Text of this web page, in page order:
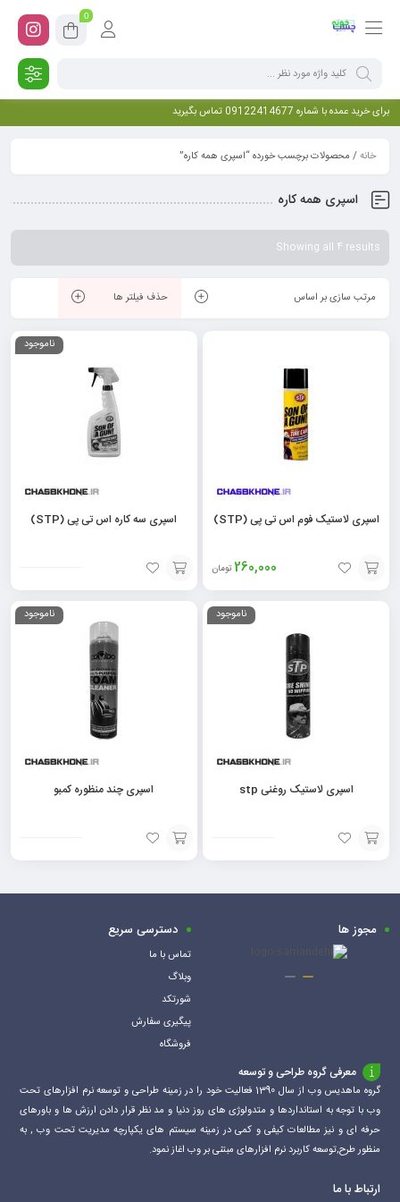
0
برای خرید عمده با شماره 09122414677 تماس بگیرید
خانه/ محصولات برچسب خورده “اسپری همه کاره”
اسپری همه کاره
Showing all 4 results
مرتب سازی بر اساس حذف فیلتر ها
اسپری لاستیک فوم اس تی پی (STP)
260,000 تومان
افزودن
ناموجود
اسپری سه کاره اس تی پی (STP)
افزودن
ناموجود
اسپری لاستیک روغنی stp
افزودن
به
ناموجود
اسپری چند منظوره کمبو
افزودن
به
مجوز ها دسترسی سریع
تماس با ما
وبلاگ
شورتکد
پیگیری سفارش
فروشگاه
معرفی گروه طراحی و توسعه
گروه ماهدیس وب از سال 1390 فعالیت خود را در زمینه طراحی و توسعه نرم افزارهای تحت
وب با توجه به استانداردها و متدولوژی های روز دنیا و مد نظر قرار دادن ارزش ها و باورهای
حرفه ای و نیز مطالعات کیفی و کمی در زمینه سیستم های یکپارچه مدیریت تحت وب , به
منظور طرح,توسعه کاربرد نرم افزارهای مبتنی بر وب اغاز نمود.
ارتباط با ما